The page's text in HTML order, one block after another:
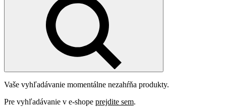
Vaše vyhľadávanie momentálne nezahŕňa produkty.
Pre vyhľadávanie v e-shope prejdite sem.